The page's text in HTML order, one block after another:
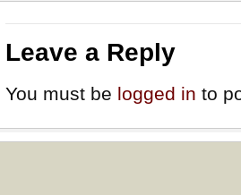
Leave a Reply
You must be logged in to